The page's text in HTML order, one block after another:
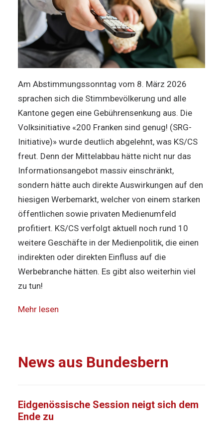
Am Abstimmungssonntag vom 8. März 2026
sprachen sich die Stimmbevölkerung und alle
Kantone gegen eine Gebührensenkung aus. Die
Volksinitiative «200 Franken sind genug! (SRG-
Initiative)» wurde deutlich abgelehnt, was KS/CS
freut. Denn der Mittelabbau hätte nicht nur das
Informationsangebot massiv einschränkt,
sondern hätte auch direkte Auswirkungen auf den
hiesigen Werbemarkt, welcher von einem starken
öffentlichen sowie privaten Medienumfeld
profitiert. KS/CS verfolgt aktuell noch rund 10
weitere Geschäfte in der Medienpolitik, die einen
indirekten oder direkten Einfluss auf die
Werbebranche hätten. Es gibt also weiterhin viel
zu tun!
Mehr lesen
News aus Bundesbern
Eidgenössische Session neigt sich dem
Ende zu